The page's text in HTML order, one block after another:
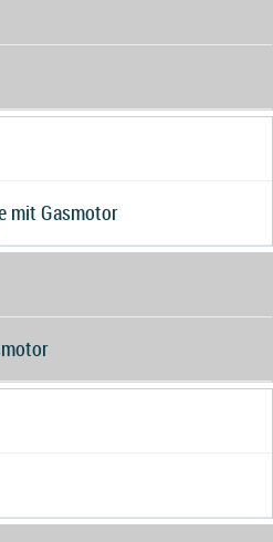
mit Gasmotor